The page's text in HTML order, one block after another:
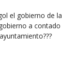
el gobierno de la
a contado